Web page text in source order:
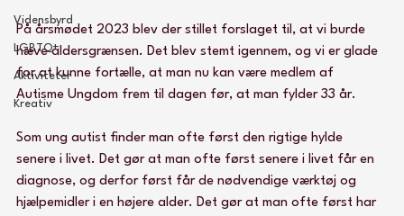
Vidensbyrd
LGBTQ+
Aktiviteter
Kreativ
På årsmødet 2023 blev der stillet forslaget til, at vi burde
hæve aldersgrænsen. Det blev stemt igennem, og vi er glade
for at kunne fortælle, at man nu kan være medlem af
Autisme Ungdom frem til dagen før, at man fylder 33 år.
Som ung autist finder man ofte først den rigtige hylde
senere i livet. Det gør at man ofte først senere i livet får en
diagnose, og derfor først får de nødvendige værktøj og
hjælpemidler i en højere alder. Det gør at man ofte først har